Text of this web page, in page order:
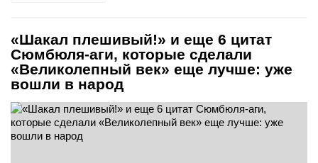
«Шакал плешивый!» и еще 6 цитат
Сюмбюля-аги, которые сделали
«Великолепный век» еще лучше: уже
вошли в народ